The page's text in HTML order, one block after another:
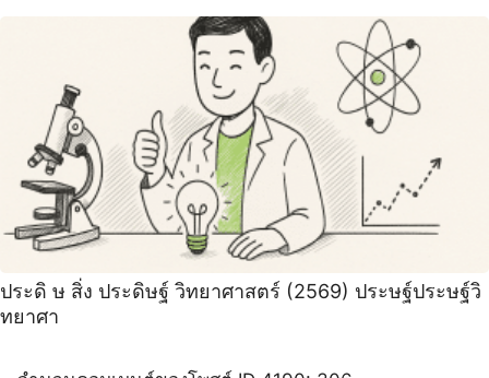
ประดิ ษ สิ่ง ประดิษฐ์ วิทยาศาสตร์ (2569) ประษฐ์ประษฐ์วิ
ทยาศา